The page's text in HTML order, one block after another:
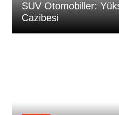
SUV Otomobiller:
Cazibesi